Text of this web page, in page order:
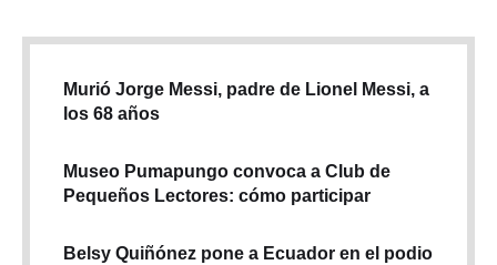
Murió Jorge Messi, padre de Lionel Messi, a
los 68 años
Museo Pumapungo convoca a Club de
Pequeños Lectores: cómo participar
Belsy Quiñónez pone a Ecuador en el podio